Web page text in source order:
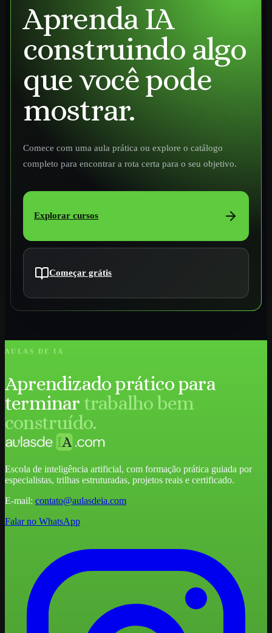
Aprenda IA
construindo algo
que você pode
mostrar.
Comece com uma aula prática ou explore o catálogo
completo para encontrar a rota certa para o seu objetivo.
Explorar cursos
Começar grátis
AULAS DE IA
Aprendizado prático para
terminar trabalho bem
construído.
Escola de inteligência artificial, com formação prática guiada por
especialistas, trilhas estruturadas, projetos reais e certificado.
E-mail: contato@aulasdeia.com
Falar no WhatsApp